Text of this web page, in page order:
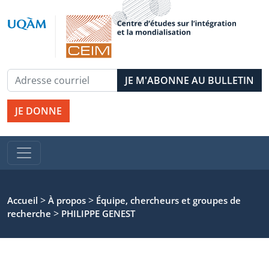
JE DONNE
Accueil > À propos > Équipe, chercheurs et groupes de
recherche > PHILIPPE GENEST